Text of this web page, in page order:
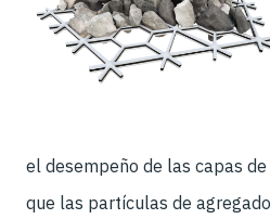
el desempeño de las capas
que las partículas de